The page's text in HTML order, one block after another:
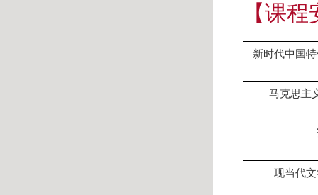
【课
新时代中国
马克思主
现当代